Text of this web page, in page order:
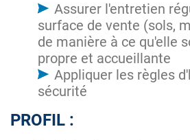
Assurer l'entretien
surface de vente (sols,
de manière à ce qu'elle
propre et accueillante
Appliquer les règles
sécurité
PROFIL :